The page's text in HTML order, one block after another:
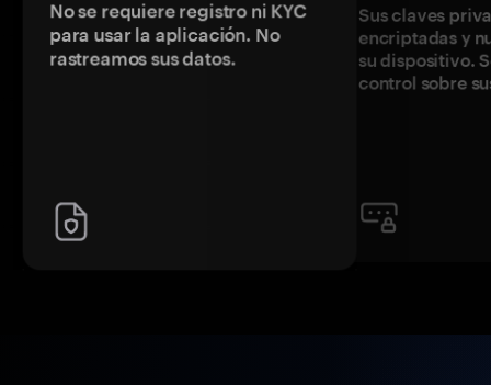
No se requiere registro ni KYC
para usar la aplicación. No
rastreamos sus datos.
Sus claves
encriptadas y
su dispositivo.
control sobre